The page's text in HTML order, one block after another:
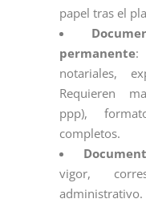
papel tras el
permanente:
notariales,
Requieren
ppp),
completos.
vigor,